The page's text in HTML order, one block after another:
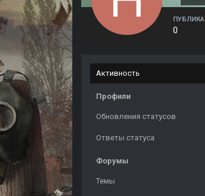
0
Активность
Профили
Обновления статусов
Ответы статуса
Форумы
Темы